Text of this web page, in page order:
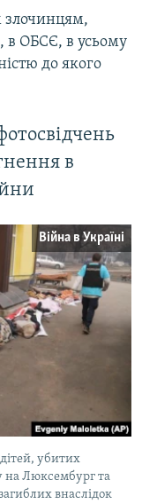
злочинцям,
в ОБСЄ, в усьому
до якого
в
Війна в Україні
дітей, убитих
на Люксембург та
внаслідок